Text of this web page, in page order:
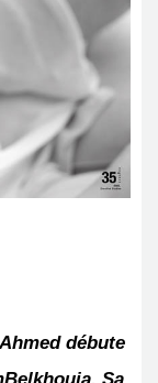
débute